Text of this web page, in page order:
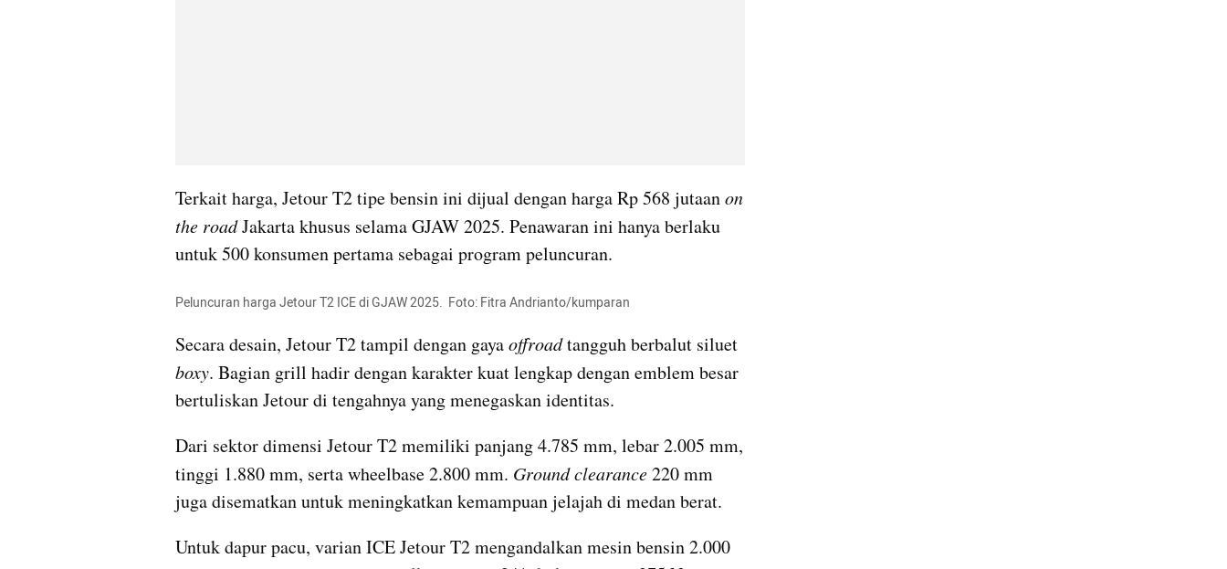
Terkait harga, Jetour T2 tipe bensin ini dijual dengan harga Rp 568 jutaan on
the road Jakarta khusus selama GJAW 2025. Penawaran ini hanya berlaku
untuk 500 konsumen pertama sebagai program peluncuran.
Peluncuran harga Jetour T2 ICE di GJAW 2025.  Foto: Fitra Andrianto/kumparan
Secara desain, Jetour T2 tampil dengan gaya offroad
boxy. Bagian grill hadir dengan karakter kuat lengkap dengan emblem besar
bertuliskan Jetour di tengahnya yang menegaskan identitas.
Dari sektor dimensi Jetour T2 memiliki panjang 4.785 mm, lebar 2.005 mm,
tinggi 1.880 mm, serta wheelbase 2.800 mm. Ground clearance 220 mm
juga disematkan untuk meningkatkan kemampuan jelajah di medan berat.
Untuk dapur pacu, varian ICE Jetour T2 mengandalkan mesin bensin 2.000